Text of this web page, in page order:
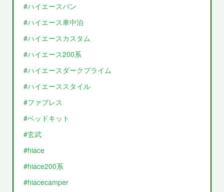
#ハイエースバン
#ハイエース車中泊
#ハイエースカスタム
#ハイエース200系
#ハイエースダークプライム
#ハイエーススタイル
#ファブレス
#ベッドキット
#玄武
#hiace
#hiace200系
#hiacecamper